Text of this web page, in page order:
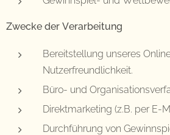
Zwecke der Verarbeitung
Bereitstellung unseres
Nutzerfreundlichkeit.
Büro- und
Direktmarketing (z.B. per E-
Durchführung von